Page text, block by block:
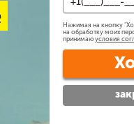
Нажимая на кнопку "
на обработку моих
принимаю условия